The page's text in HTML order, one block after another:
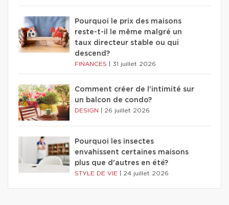
Pourquoi le prix des maisons
reste-t-il le même malgré un
taux directeur stable ou qui
descend?
FINANCES 31 juillet 2026
Comment créer de l'intimité sur
un balcon de condo?
DESIGN 26 juillet 2026
Pourquoi les insectes
envahissent certaines maisons
plus que d'autres en été?
STYLE DE VIE 24 juillet 2026